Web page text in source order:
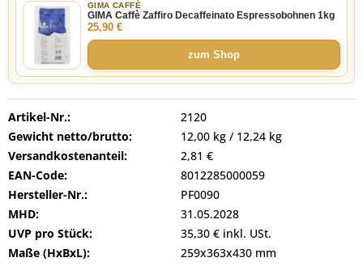
GIMA CAFFÈ
GIMA Caffè Zaffiro Decaffeinato Espressobohnen 1kg
25,90 €
zum Shop
Artikel-Nr.:
2120
Gewicht netto/brutto:
12,00 kg / 12,24 kg
Versandkostenanteil:
2,81 €
EAN-Code:
8012285000059
Hersteller-Nr.:
PF0090
MHD:
31.05.2028
UVP pro Stück:
35,30 € inkl. USt.
Maße (HxBxL):
259x363x430 mm